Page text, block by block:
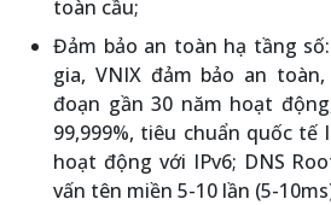
toàn cầu;
Đảm bảo an toàn hạ tầng
gia, VNIX đảm bảo an
đoạn gần 30 năm hoạt
99,999%, tiêu chuẩn quốc tế
hoạt động với IPv6; DNS
vấn tên miền 5-10 lần (5-